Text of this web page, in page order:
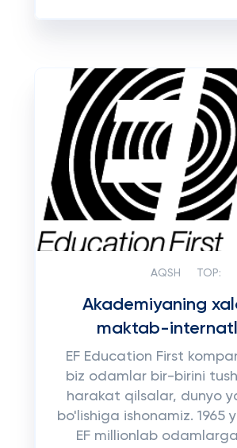
AQSH TOP:
Akademiyaning
maktab-
EF Education First
biz odamlar bir-birini
harakat qilsalar, dunyo
bo'lishiga ishonamiz. 1965
EF millionlab